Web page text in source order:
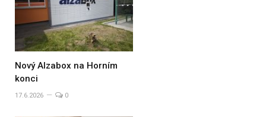
Nový Alzabox na Horním
konci
17.6.2026 0